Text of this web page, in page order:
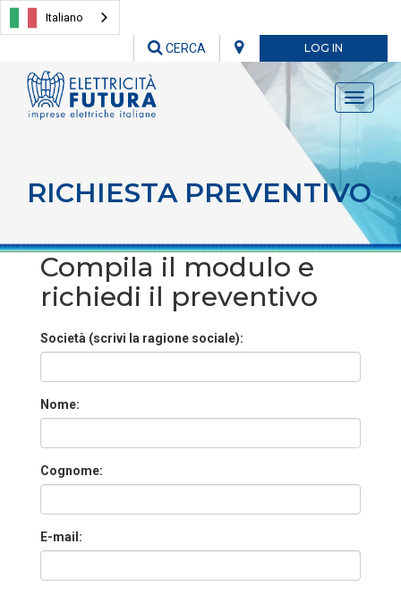
Italiano
LOG IN
CERCA
Toggle
RICHIESTA PREVENTIVO
Compila il modulo e
richiedi il preventivo
Società (scrivi la ragione sociale):
Nome:
Cognome:
E-mail: